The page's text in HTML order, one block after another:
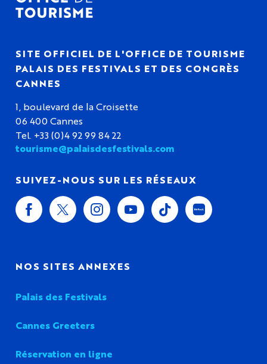
SITE OFFICIEL DE L'OFFICE DE TOURISME
PALAIS DES FESTIVALS ET DES CONGRÈS
CANNES
1, boulevard de la Croisette
06 400 Cannes
Tel. +33 (0)4 92 99 84 22
tourisme@palaisdesfestivals.com
SUIVEZ-NOUS SUR LES RÉSEAUX
NOS SITES ANNEXES
Palais des Festivals
Cannes Greeters
Réservation en ligne